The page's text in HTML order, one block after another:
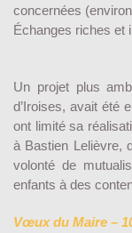
concernées
Échanges riches et
Un projet plus
d’Iroises, avait été
ont limité sa
à Bastien Lelièvre,
volonté de
enfants à des
Vœux du Maire –